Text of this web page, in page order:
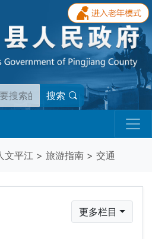
搜索
文平江 > 旅游指南 > 交通
更多栏目